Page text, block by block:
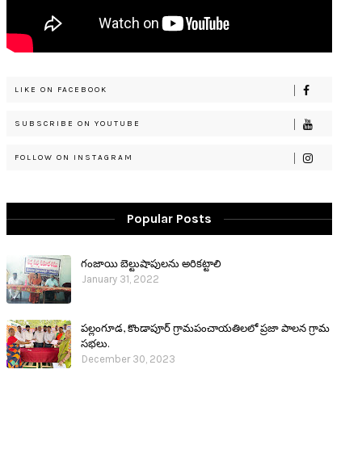
LIKE ON FACEBOOK
SUBSCRIBE ON YOUTUBE
FOLLOW ON INSTAGRAM
Popular Posts
గంజాయి బెల్టుషాపులను అరికట్టాలి
January 31, 2022
పల్లంగూడ, కొండాపూర్ గ్రామపంచాయతిలలో ప్రజా పాలన గ్రామ
సభలు.
December 30, 2023